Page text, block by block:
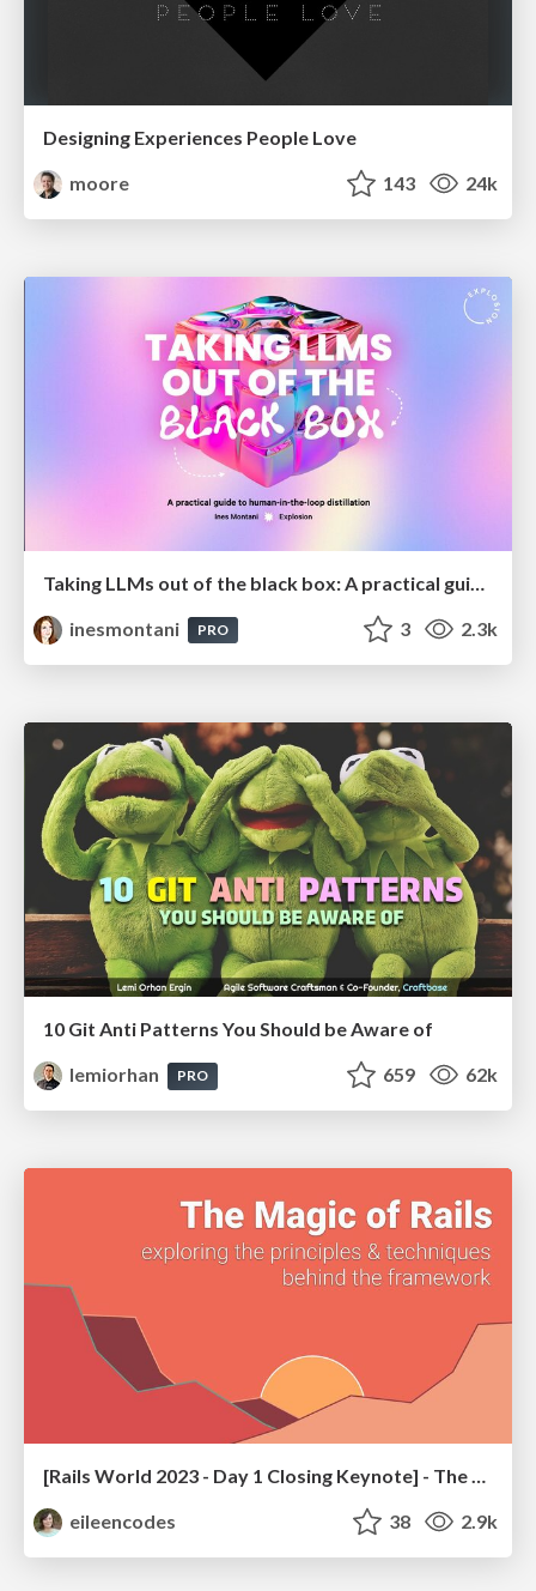
Designing Experiences People Love
moore
143 24k
Taking LLMs out of the black box: A practical guide to human-in-the-loop distillation
inesmontani
PRO 3 2.3k
10 Git Anti Patterns You Should be Aware of
lemiorhan
PRO 659 62k
[Rails World 2023 - Day 1 Closing Keynote] - The Magic of Rails
eileencodes
38 2.9k